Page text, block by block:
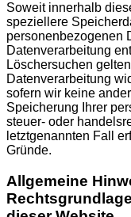
Soweit innerhalb
speziellere
personenbezogenen
Datenverarbeitung
Löschersuchen
Datenverarbeitung
sofern wir keine
Speicherung Ihrer
steuer- oder
letztgenannten Fall
Gründe.
Allgemeine